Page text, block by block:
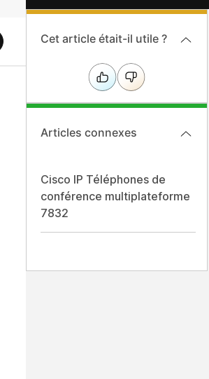
Cet article était-il utile ?
Articles connexes
Cisco IP Téléphones de
conférence multiplateforme
7832